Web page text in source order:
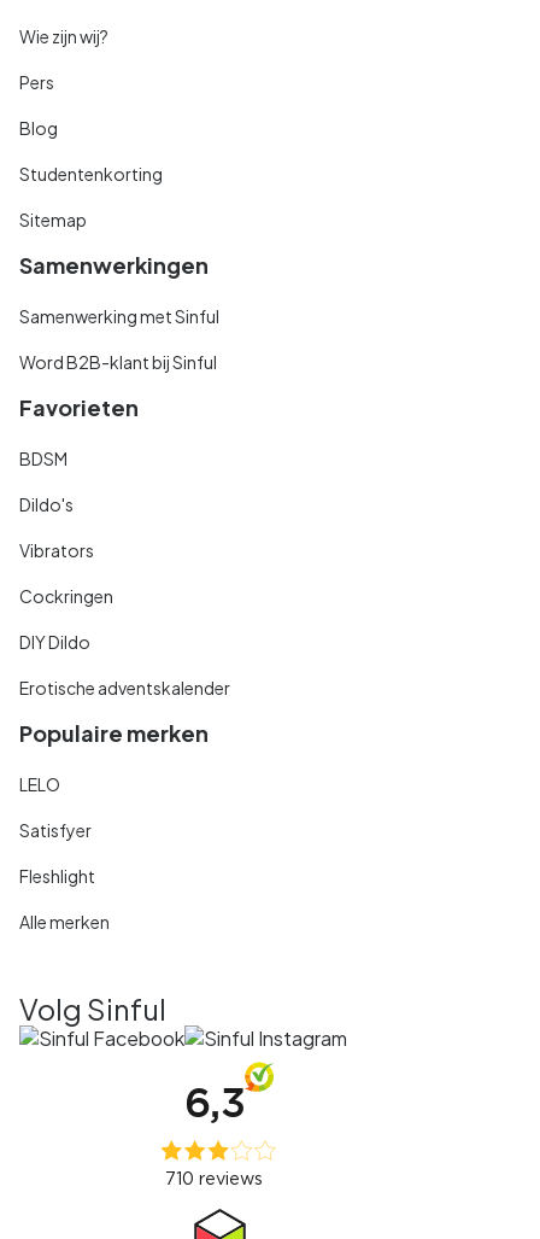
Wie zijn wij?
Pers
Blog
Studentenkorting
Sitemap
Samenwerkingen
Samenwerking met Sinful
Word B2B-klant bij Sinful
Favorieten
BDSM
Dildo's
Vibrators
Cockringen
DIY Dildo
Erotische adventskalender
Populaire merken
LELO
Satisfyer
Fleshlight
Alle merken
Volg Sinful